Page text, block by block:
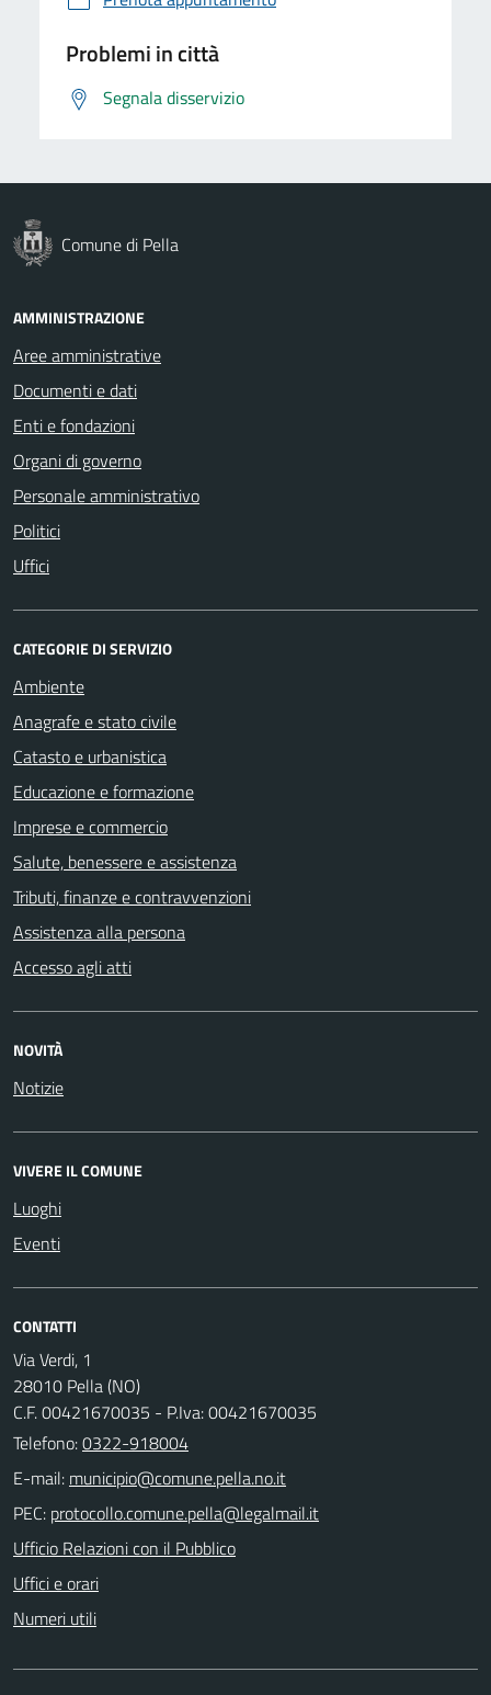
Problemi in città
Segnala disservizio
Comune di Pella
AMMINISTRAZIONE
Aree amministrative
Documenti e dati
Enti e fondazioni
Organi di governo
Personale amministrativo
Politici
Uffici
CATEGORIE DI SERVIZIO
Ambiente
Anagrafe e stato civile
Catasto e urbanistica
Educazione e formazione
Imprese e commercio
Salute, benessere e assistenza
Tributi, finanze e contravvenzioni
Assistenza alla persona
Accesso agli atti
NOVITÀ
Notizie
VIVERE IL COMUNE
Luoghi
Eventi
CONTATTI
Via Verdi, 1
28010 Pella (NO)
C.F. 00421670035 - P.Iva: 00421670035
Telefono:0322-918004
E-mail:
PEC:
Ufficio Relazioni con il Pubblico
Uffici e orari
Numeri utili